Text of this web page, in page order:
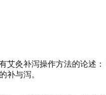
艾灸补泻操作方法的论述：
补与泻。